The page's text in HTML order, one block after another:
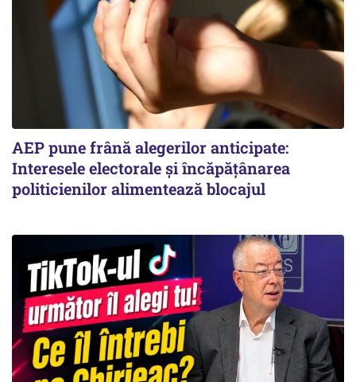
AEP pune frână alegerilor anticipate:
Interesele electorale și încăpățânarea
politicienilor alimentează blocajul